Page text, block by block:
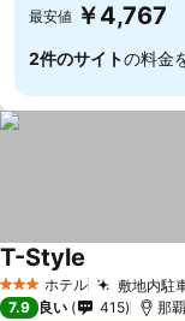
最安値 ￥4,767
2件のサイトの料金
3 ホテルのランク
ホテル 敷地内駐
T-Style
7.9 良い 415 那